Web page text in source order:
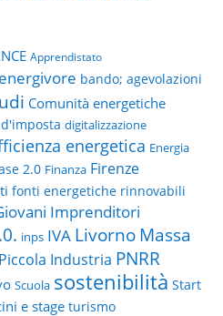
Apprendistato
bando; agevolazioni
Comunità energetiche
digitalizzazione
energetica Energia
2.0 Finanza Firenze
fonti energetiche rinnovabili
Imprenditori
inps IVA Livorno Massa
Piccola Industria PNRR
Scuola sostenibilità Start
e stage turismo